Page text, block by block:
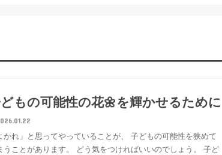
もの可能性の花🌼を輝かせるために
かれ」と思ってやっていることが、 子どもの可能性を狭めて
うことがあります。 どう気をつければいいのでしょう。 子ど